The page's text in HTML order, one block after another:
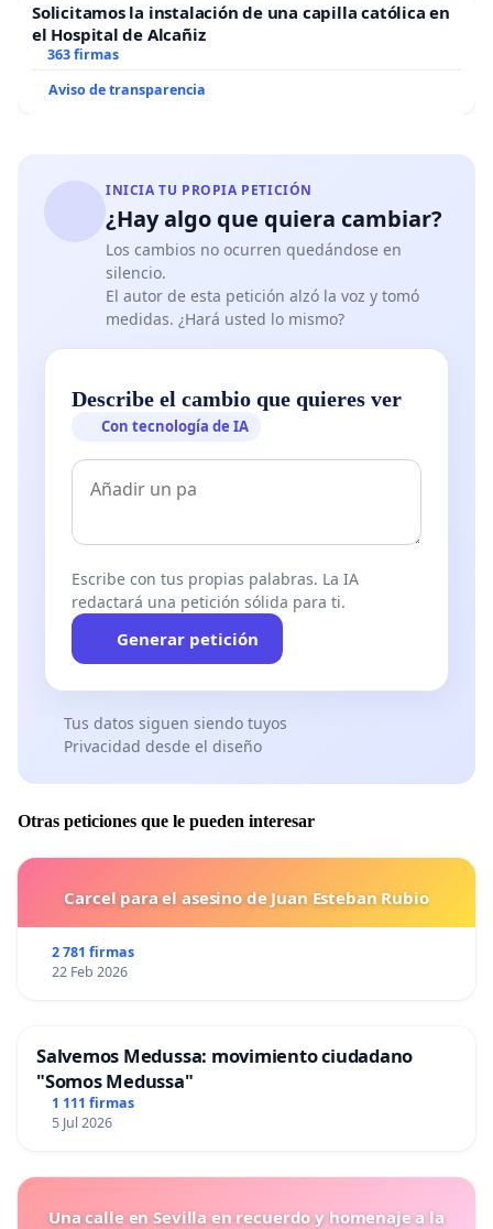
Solicitamos la instalación de una capilla católica en
el Hospital de Alcañiz
363 firmas
Aviso de transparencia
INICIA TU PROPIA PETICIÓN
¿Hay algo que quiera cambiar?
Los cambios no ocurren quedándose en
silencio.
El autor de esta petición alzó la voz y tomó
medidas. ¿Hará usted lo mismo?
Describe el cambio que quieres ver
Con tecnología de IA
Escribe con tus propias palabras. La IA
redactará una petición sólida para ti.
Generar petición
Tus datos siguen siendo tuyos
Privacidad desde el diseño
Otras peticiones que le pueden interesar
Carcel para el asesino de Juan Esteban Rubio
2 781 firmas
22 Feb 2026
Salvemos Medussa: movimiento ciudadano
"Somos Medussa"
1 111 firmas
5 Jul 2026
Una calle en Sevilla en recuerdo y homenaje a la